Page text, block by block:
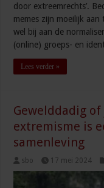
door extreemrechts’.
memes zijn moeilijk
wel bij aan de
(online) groeps- en
Lees verder »
Gewelddadig
extremisme is
samenleving
sbo 17 mei 2024